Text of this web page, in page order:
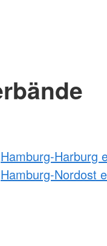
Hamburg-Harburg
Hamburg-Nordost